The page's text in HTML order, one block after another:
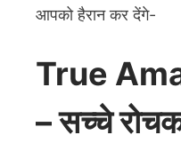
आपको हैरान कर देंगे-
True
– सच्चे